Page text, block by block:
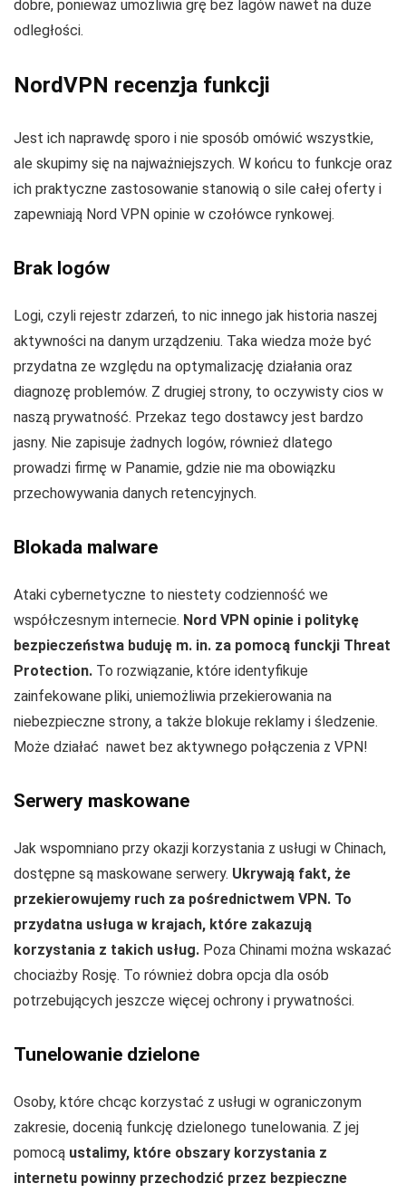
dobre, ponieważ umożliwia grę bez lagów nawet na duże
odległości.
NordVPN recenzja funkcji
Jest ich naprawdę sporo i nie sposób omówić wszystkie,
ale skupimy się na najważniejszych. W końcu to funkcje oraz
ich praktyczne zastosowanie stanowią o sile całej oferty i
zapewniają Nord VPN opinie w czołówce rynkowej.
Brak logów
Logi, czyli rejestr zdarzeń, to nic innego jak historia naszej
aktywności na danym urządzeniu. Taka wiedza może być
przydatna ze względu na optymalizację działania oraz
diagnozę problemów. Z drugiej strony, to oczywisty cios w
naszą prywatność. Przekaz tego dostawcy jest bardzo
jasny. Nie zapisuje żadnych logów, również dlatego
prowadzi firmę w Panamie, gdzie nie ma obowiązku
przechowywania danych retencyjnych.
Blokada malware
Ataki cybernetyczne to niestety codzienność we
współczesnym internecie. Nord VPN opinie i politykę
bezpieczeństwa buduję m. in. za pomocą funckji Threat
Protection. To rozwiązanie, które identyfikuje
zainfekowane pliki, uniemożliwia przekierowania na
niebezpieczne strony, a także blokuje reklamy i śledzenie.
Może działać nawet bez aktywnego połączenia z VPN!
Serwery maskowane
Jak wspomniano przy okazji korzystania z usługi w Chinach,
dostępne są maskowane serwery. Ukrywają fakt, że
przekierowujemy ruch za pośrednictwem VPN. To
przydatna usługa w krajach, które zakazują
korzystania z takich usług. Poza Chinami można wskazać
chociażby Rosję. To również dobra opcja dla osób
potrzebujących jeszcze więcej ochrony i prywatności.
Tunelowanie dzielone
Osoby, które chcąc korzystać z usługi w ograniczonym
zakresie, docenią funkcję dzielonego tunelowania. Z jej
pomocą ustalimy, które obszary korzystania z
internetu powinny przechodzić przez bezpieczne